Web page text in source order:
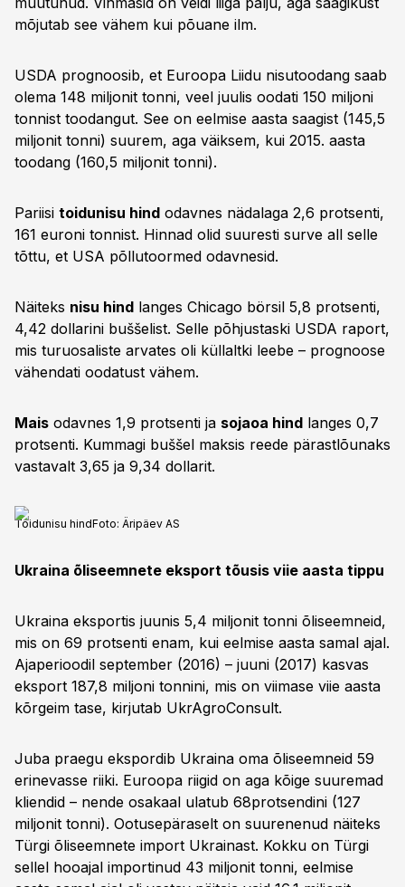
mõjutab see vähem kui põuane ilm.
USDA prognoosib, et Euroopa Liidu nisutoodang saab
olema 148 miljonit tonni, veel juulis oodati 150 miljoni
tonnist toodangut. See on eelmise aasta saagist (145,5
miljonit tonni) suurem, aga väiksem, kui 2015. aasta
toodang (160,5 miljonit tonni).
Pariisi toidunisu hind odavnes nädalaga 2,6 protsenti,
161 euroni tonnist. Hinnad olid suuresti surve all selle
tõttu, et USA põllutoormed odavnesid.
Näiteks nisu hind langes Chicago börsil 5,8 protsenti,
4,42 dollarini buššelist. Selle põhjustaski USDA raport,
mis turuosaliste arvates oli küllaltki leebe – prognoose
vähendati oodatust vähem.
Mais odavnes 1,9 protsenti ja sojaoa hind langes 0,7
protsenti. Kummagi buššel maksis reede pärastlõunaks
vastavalt 3,65 ja 9,34 dollarit.
Toidunisu hindFoto: Äripäev AS
Ukraina õliseemnete eksport tõusis viie aasta tippu
Ukraina eksportis juunis 5,4 miljonit tonni õliseemneid,
mis on 69 protsenti enam, kui eelmise aasta samal ajal.
Ajaperioodil september (2016) – juuni (2017) kasvas
eksport 187,8 miljoni tonnini, mis on viimase viie aasta
kõrgeim tase, kirjutab UkrAgroConsult.
Juba praegu ekspordib Ukraina oma õliseemneid 59
erinevasse riiki. Euroopa riigid on aga kõige suuremad
kliendid – nende osakaal ulatub 68protsendini (127
miljonit tonni). Ootusepäraselt on suurenenud näiteks
Türgi õliseemnete import Ukrainast. Kokku on Türgi
sellel hooajal importinud 43 miljonit tonni, eelmise